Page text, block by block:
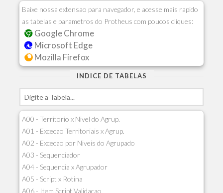
Baixe nossa extensao para navegador, e acesse mais rapido
as tabelas e parametros do Protheus com poucos cliques:
Google Chrome
Microsoft Edge
Mozilla Firefox
INDICE DE TABELAS
A00 - Territorio x Nivel do Agrup.
A01 - Excecao Territoriais x Agrup.
A02 - Excecao por Niveis do Agrupado
A03 - Sequenciador
A04 - Sequencia x Agrupador
A05 - Script x Rotina
A06 - Item Script Validacao